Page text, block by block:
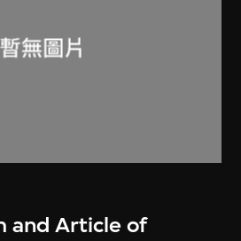
and Article of